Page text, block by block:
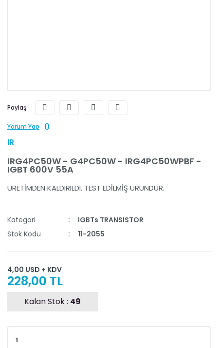
Paylaş
Yorum Yap 0
IR
IRG4PC50W - G4PC50W - IRG4PC50WPBF -
IGBT 600V 55A
ÜRETİMDEN KALDIRILDI. TEST EDİLMİŞ ÜRÜNDÜR.
Kategori
IGBTs TRANSISTOR
Stok Kodu
11-2055
4,00 USD + KDV
228,00 TL
Kalan Stok : 49